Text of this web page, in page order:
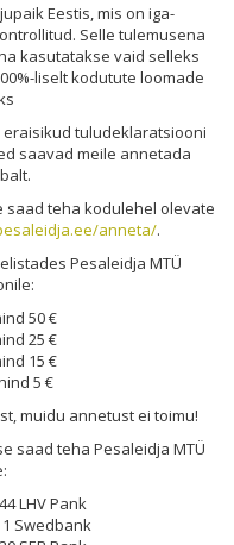
Eestis, mis on iga-
Selle tulemusena
kasutatakse vaid selleks
liselt kodutute loomade
tuludeklaratsiooni
saavad meile annetada
teha kodulehel olevate
anneta/.
Pesaleidja MTÜ
50 €
25 €
15 €
5 €
muidu annetust ei toimu!
saad teha Pesaleidja MTÜ
LHV Pank
Swedbank